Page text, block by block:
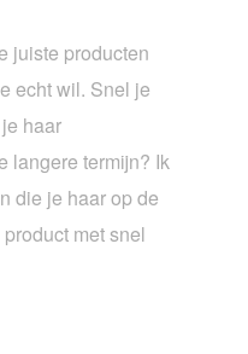
juiste producten
echt wil. Snel je
haar
langere termijn? Ik
die je haar op de
met snel